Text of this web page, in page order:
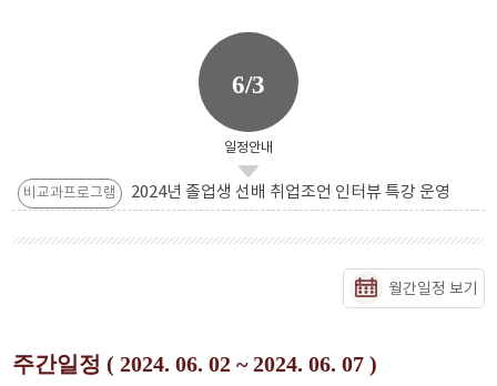
6/3
일정안내
비교과프로그램 2024년 졸업생 선배 취업조언 인터뷰 특강 운영
월간일정 보기
주간일정 ( 2024. 06. 02 ~ 2024. 06. 07 )